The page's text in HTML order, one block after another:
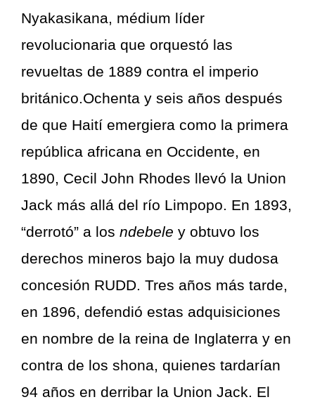
Nyakasikana, médium líder
revolucionaria que orquestó las
revueltas de 1889 contra el imperio
británico.Ochenta y seis años después
de que Haití emergiera como la primera
república africana en Occidente, en
1890, Cecil John Rhodes llevó la Union
Jack más allá del río Limpopo. En 1893,
“derrotó” a los ndebele y obtuvo los
derechos mineros bajo la muy dudosa
concesión RUDD. Tres años más tarde,
en 1896, defendió estas adquisiciones
en nombre de la reina de Inglaterra y en
contra de los shona, quienes tardarían
94 años en derribar la Union Jack. El